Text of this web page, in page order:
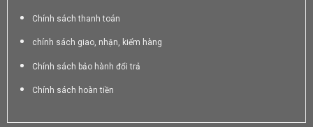
Chính sách thanh toán
chính sách giao, nhận, kiểm hàng
Chính sách bảo hành đổi trả
Chính sách hoàn tiền